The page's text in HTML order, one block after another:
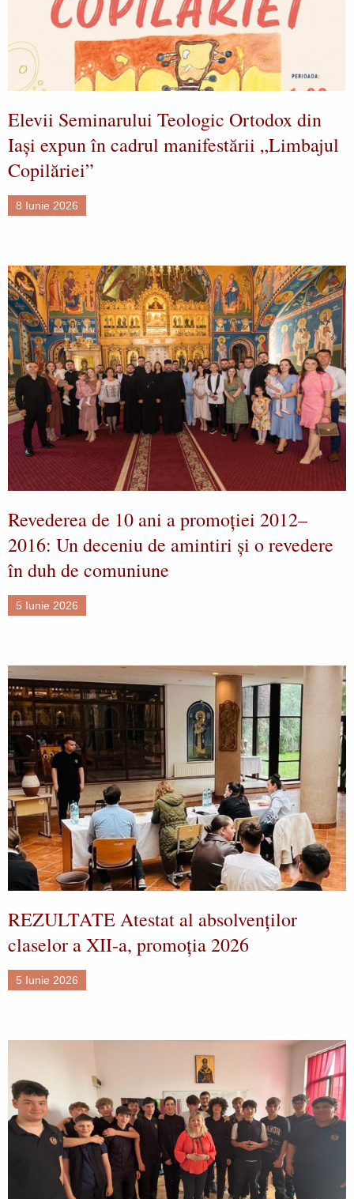
Elevii Seminarului Teologic Ortodox din
Iași expun în cadrul manifestării „Limbajul
Copilăriei”
8 Iunie 2026
Revederea de 10 ani a promoției 2012–
2016: Un deceniu de amintiri și o revedere
în duh de comuniune
5 Iunie 2026
REZULTATE Atestat al absolvenților
claselor a XII-a, promoția 2026
5 Iunie 2026